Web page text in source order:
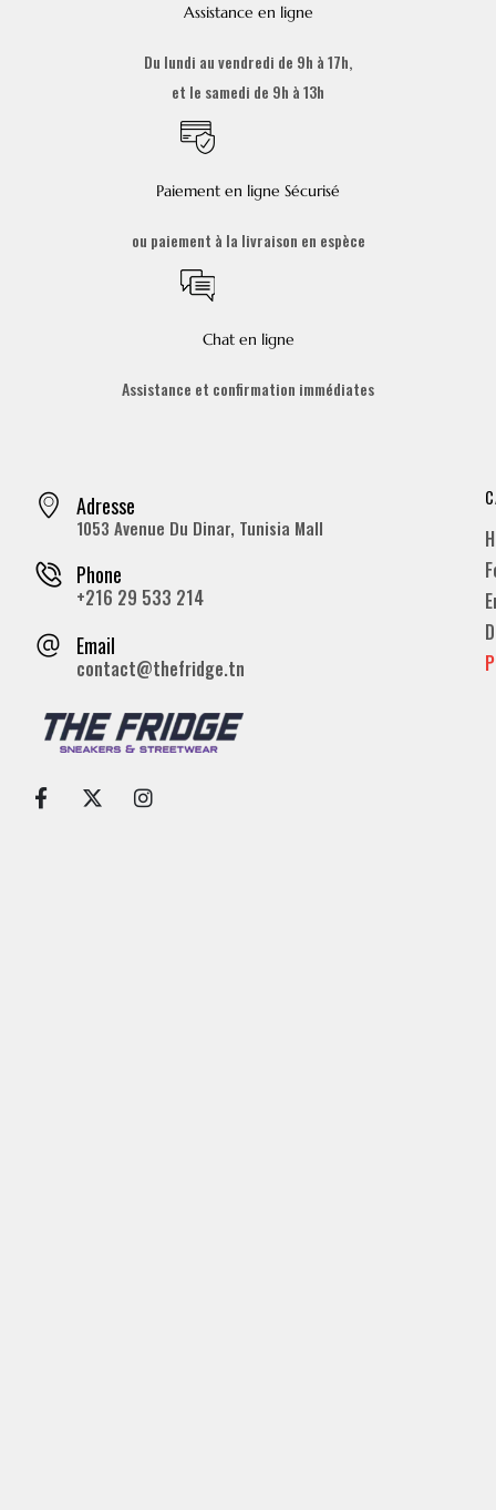
Assistance en ligne
Du lundi au vendredi de 9h à 17h,
et le samedi de 9h à 13h
Paiement en ligne Sécurisé
ou paiement à la livraison en espèce
Chat en ligne
Assistance et confirmation immédiates
Adresse
1053 Avenue Du Dinar, Tunisia Mall
Phone
+216 29 533 214
Email
contact@thefridge.tn